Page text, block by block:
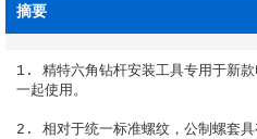
摘要
1. 精特六角钻杆安装工具专用于新
一起使用。
2. 相对于统一标准螺纹，公制螺套